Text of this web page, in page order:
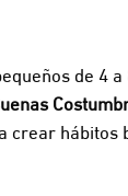
de 4
crear hábitos